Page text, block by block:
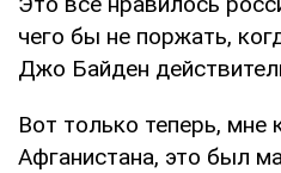
чего бы не поржать,
Джо Байден
Вот только теперь, мне
Афганистана, это был